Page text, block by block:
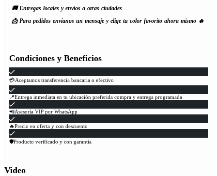
🚚 Entregas locales y envíos a otras ciudades
📩 Para pedidos envíanos un mensaje y elige tu color favorito ahora mismo 🔥
Condiciones y Beneficios
💳Aceptamos transferencia bancaria o efectivo
📍Entrega inmediata en tu ubicación preferida compra y entrega programada
📲Asesoría VIP por WhatsApp
🔥Precio en oferta y con descuento
🛡Producto verificado y con garantía
Video